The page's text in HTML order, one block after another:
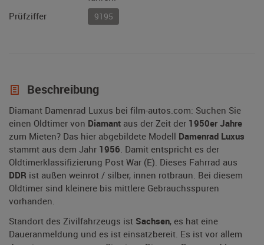
Prüfziffer
9195
Beschreibung
Diamant Damenrad Luxus bei film-autos.com: Suchen Sie
einen Oldtimer von Diamant aus der Zeit der 1950er Jahre
zum Mieten? Das hier abgebildete Modell Damenrad Luxus
stammt aus dem Jahr 1956. Damit entspricht es der
Oldtimerklassifizierung Post War (E). Dieses Fahrrad aus
DDR ist außen weinrot / silber, innen rotbraun. Bei diesem
Oldtimer sind kleinere bis mittlere Gebrauchsspuren
vorhanden.
Standort des Zivilfahrzeugs ist Sachsen, es hat eine
Daueranmeldung und es ist einsatzbereit. Es ist vor allem